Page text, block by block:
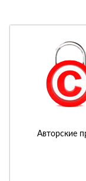
Авторские